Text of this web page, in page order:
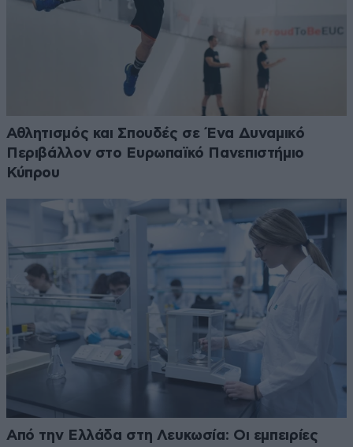
Αθλητισμός και Σπουδές σε Ένα Δυναμικό
Περιβάλλον στο Ευρωπαϊκό Πανεπιστήμιο
Κύπρου
Από την Ελλάδα στη Λευκωσία: Οι εμπειρίες